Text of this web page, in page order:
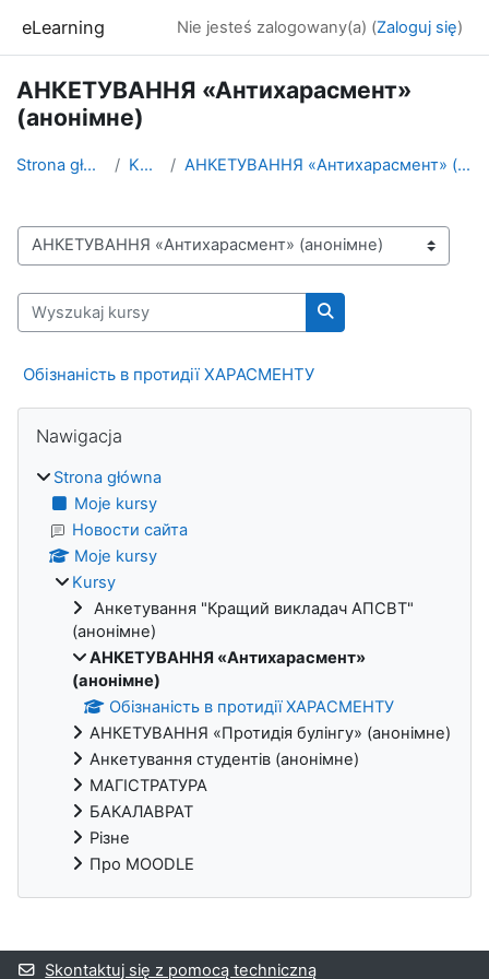
eLearning Nie jesteś zalogowany(a) (Zaloguj się)
АНКЕТУВАННЯ «Антихарасмент»
(анонімне)
Strona główna Kursy АНКЕТУВАННЯ «Антихарасмент» (анонімне)
Kategorie kursów
Wyszukaj kursy
Wyszukaj kursy
Обізнаність в протидії ХАРАСМЕНТУ
Bloki
Nawigacja
Strona główna
Moje kursy
Новости сайта
Moje kursy
Kursy
Анкетування "Кращий викладач АПСВТ"
(анонімне)
АНКЕТУВАННЯ «Антихарасмент»
(анонімне)
Обізнаність в протидії ХАРАСМЕНТУ
АНКЕТУВАННЯ «Протидія булінгу» (анонімне)
Анкетування студентів (анонімне)
МАГІСТРАТУРА
БАКАЛАВРАТ
Різне
Про MOODLE
Bloki uzupełniające
Skontaktuj się z pomocą techniczną